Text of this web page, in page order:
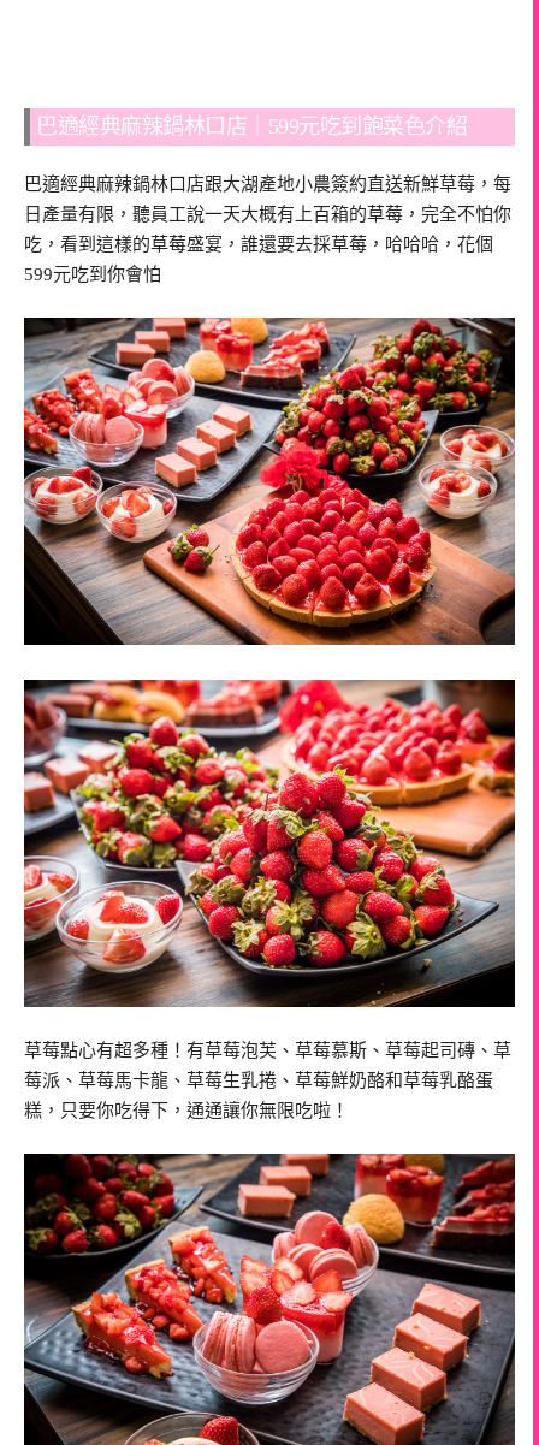
巴適經典麻辣鍋林口店｜599元吃到飽菜色介紹
巴適經典麻辣鍋林口店跟大湖產地小農簽約直送新鮮草莓，每
日產量有限，聽員工說一天大概有上百箱的草莓，完全不怕你
吃，看到這樣的草莓盛宴，誰還要去採草莓，哈哈哈，花個
599元吃到你會怕
草莓點心有超多種！有草莓泡芙、草莓慕斯、草莓起司磚、草
莓派、草莓馬卡龍、草莓生乳捲、草莓鮮奶酪和草莓乳酪蛋
糕，只要你吃得下，通通讓你無限吃啦！